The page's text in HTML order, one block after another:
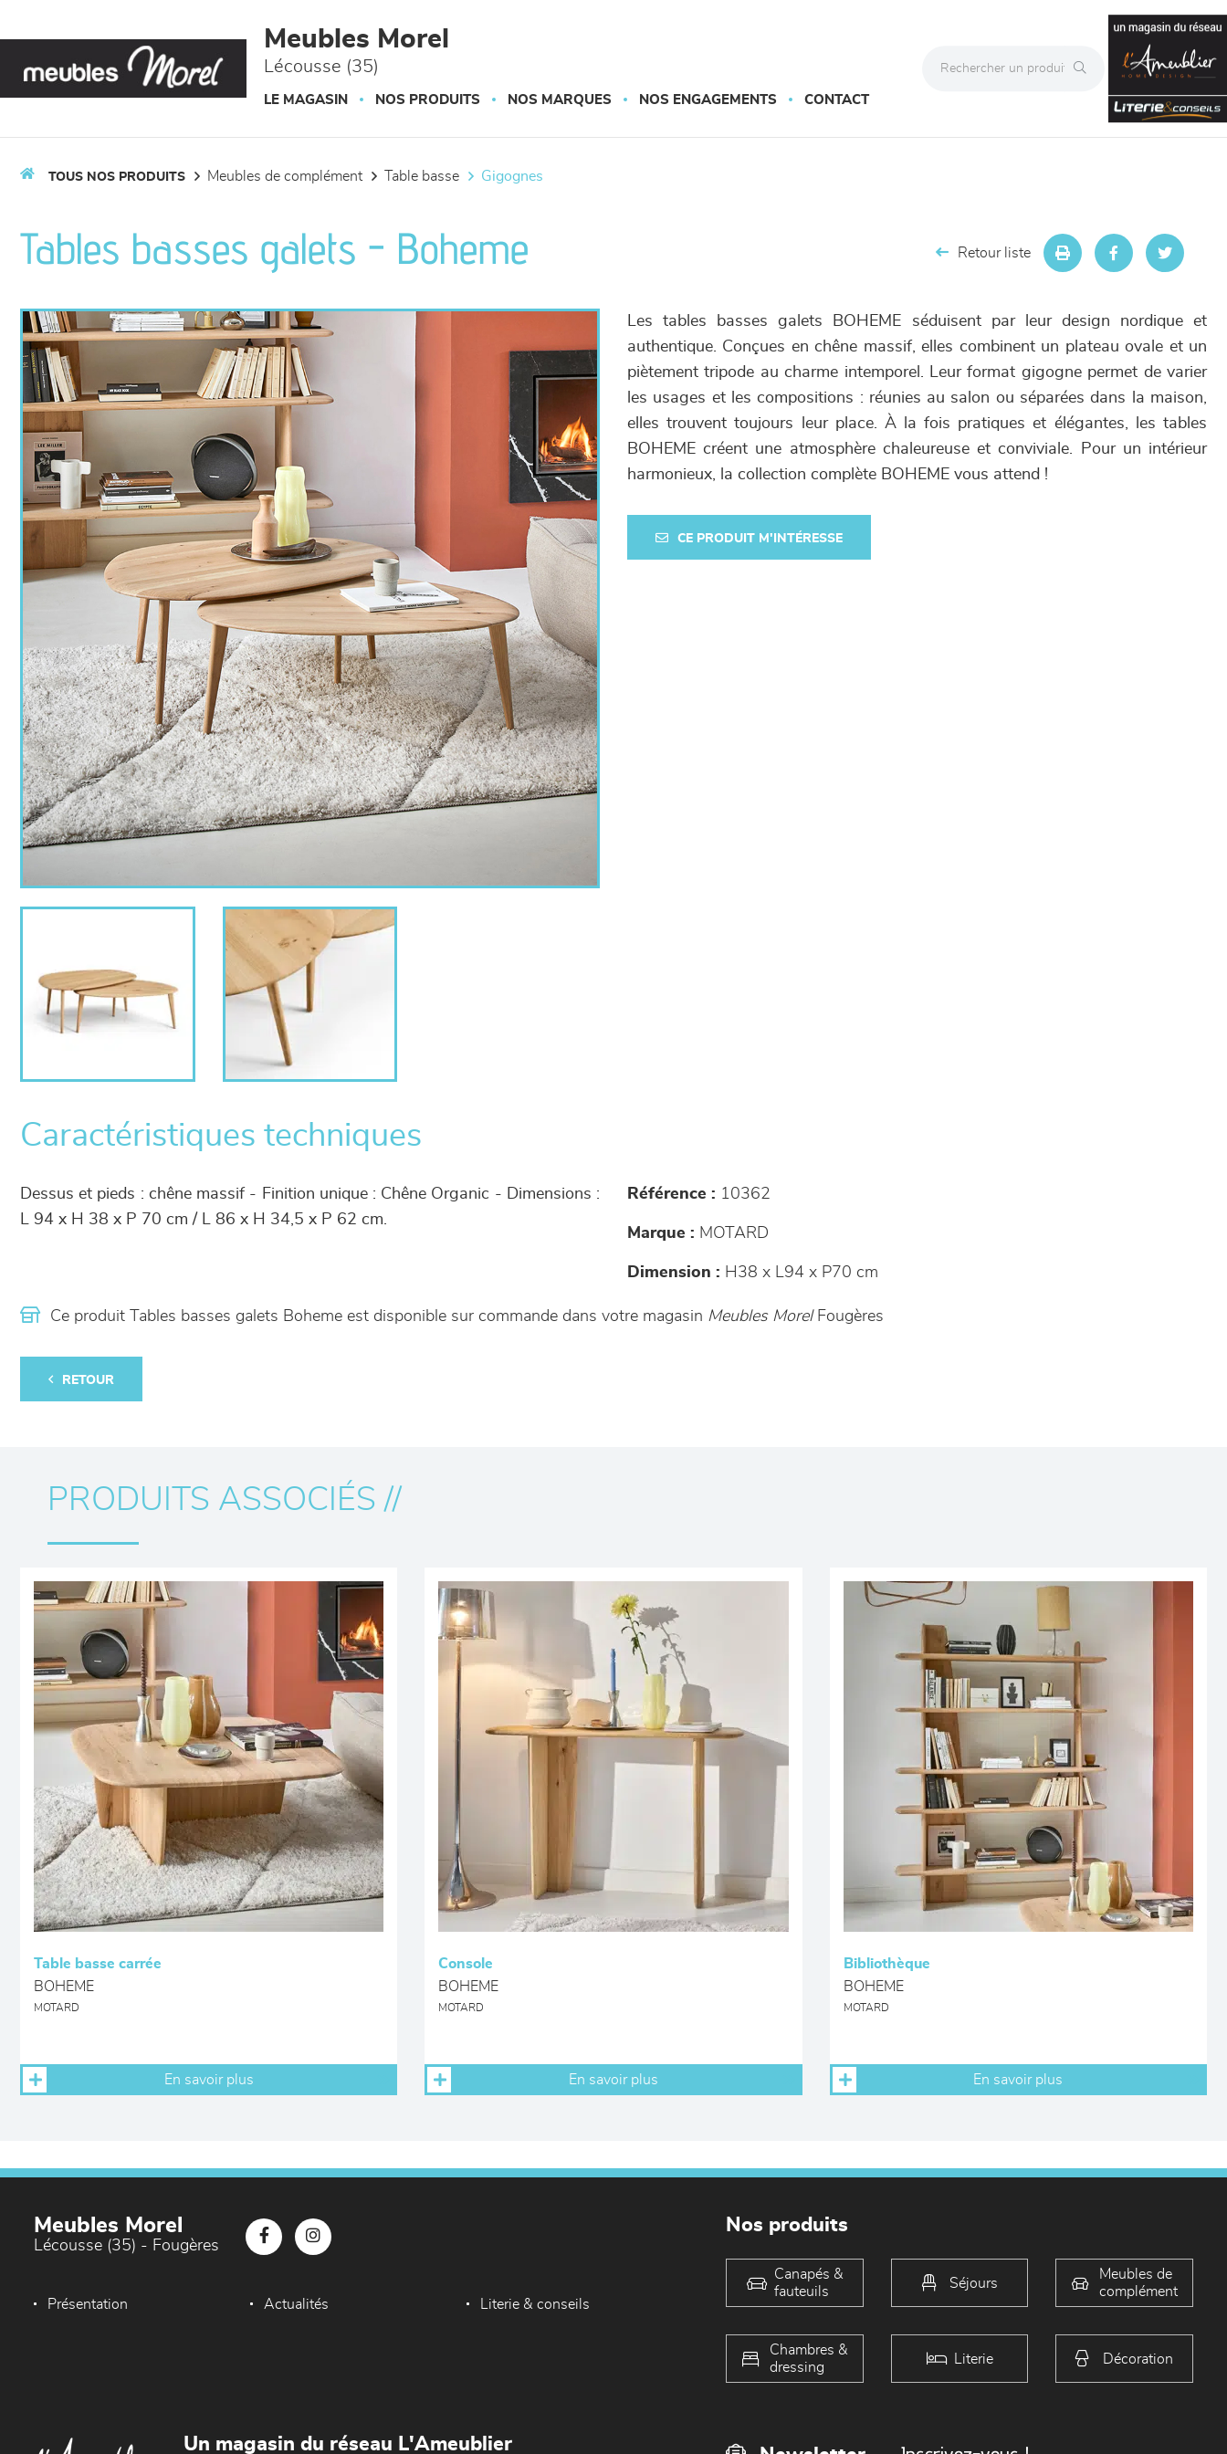
Meubles Morel
Lécousse (35)
LE MAGASIN NOS PRODUITS NOS MARQUES NOS ENGAGEMENTS CONTACT
TOUS NOS PRODUITS meubles de complément table basse gigognes
Tables basses galets - Boheme Retour liste
Les tables basses galets BOHEME séduisent par leur design nordique et
authentique. Conçues en chêne massif, elles combinent un plateau ovale et un
piètement tripode au charme intemporel. Leur format gigogne permet de varier
les usages et les compositions : réunies au salon ou séparées dans la maison,
elles trouvent toujours leur place. À la fois pratiques et élégantes, les tables
BOHEME créent une atmosphère chaleureuse et conviviale. Pour un intérieur
harmonieux, la collection complète BOHEME vous attend !
CE PRODUIT M'INTÉRESSE
Caractéristiques techniques
Dessus et pieds : chêne massif - Finition unique : Chêne Organic - Dimensions :
L 94 x H 38 x P 70 cm / L 86 x H 34,5 x P 62 cm.
Référence : 10362
Marque : MOTARD
Dimension : H38 x L94 x P70 cm
Ce produit Tables basses galets Boheme est disponible sur commande dans votre magasin Meubles MorelFougères
RETOUR
PRODUITS ASSOCIÉS //
Table basse carrée
BOHEME
MOTARD
En savoir plus
Console
BOHEME
MOTARD
En savoir plus
Bibliothèque
BOHEME
MOTARD
En savoir plus
Meubles Morel
Lécousse (35) - Fougères
Présentation Actualités Literie & conseils
Nos produits
Canapés &
fauteuils
Séjours
Meubles de
complément
Chambres &
dressing
Literie Décoration
Un magasin du réseau L'Ameublier